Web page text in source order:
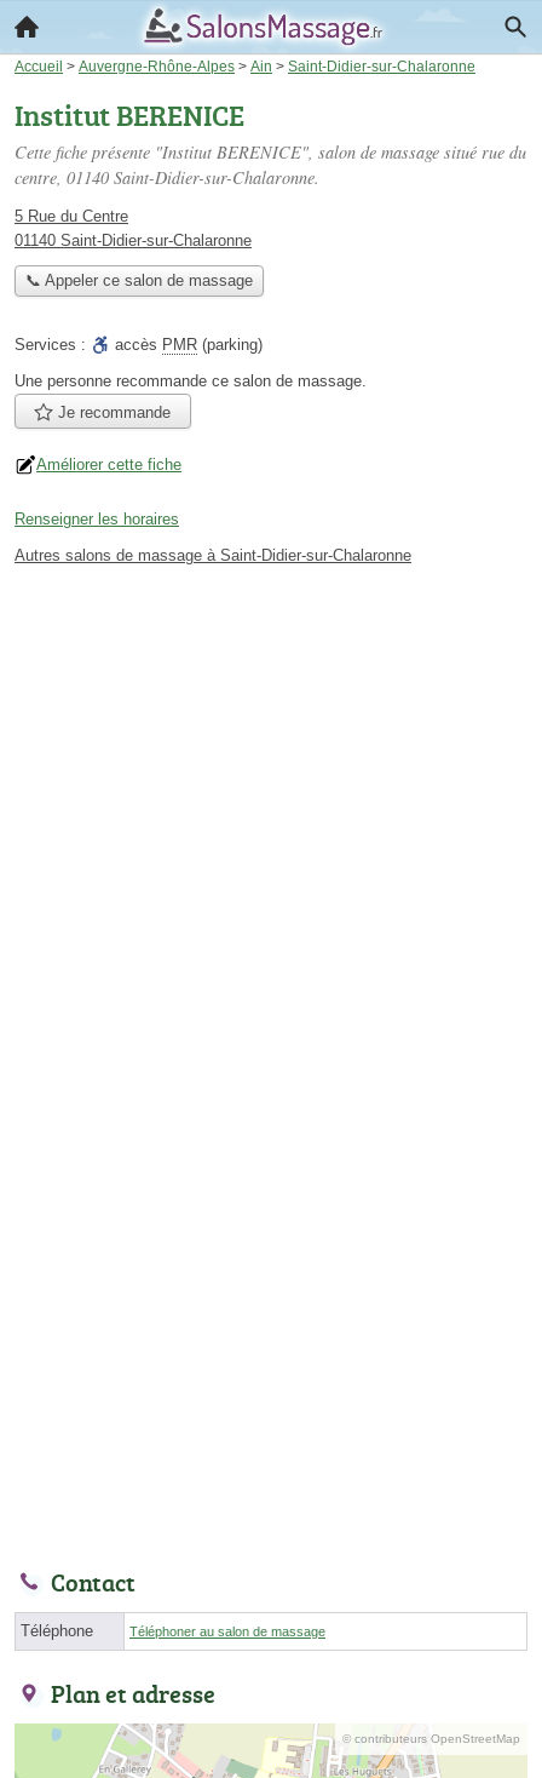
Accueil > Auvergne-Rhône-Alpes > Ain > Saint-Didier-sur-Chalaronne
Institut BERENICE
Cette fiche présente "Institut BERENICE", salon de massage situé rue du
centre, 01140 Saint-Didier-sur-Chalaronne.
5 Rue du Centre
01140 Saint-Didier-sur-Chalaronne
📞 Appeler ce salon de massage
Services : accès PMR (parking)
Une personne recommande ce salon de massage.
Je recommande
Améliorer cette fiche
Renseigner les horaires
Autres salons de massage à Saint-Didier-sur-Chalaronne
Contact
Téléphone Téléphoner au salon de massage
Plan et adresse
© contributeurs OpenStreetMap